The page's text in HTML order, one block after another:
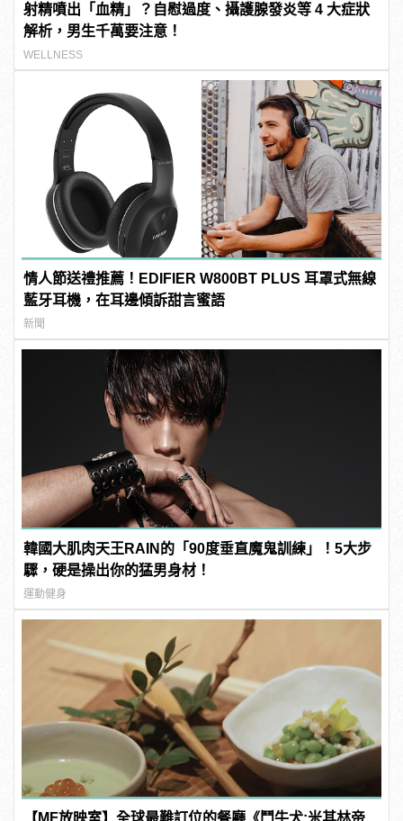
射精噴出「血精」？自慰過度、攝護腺發炎等 4 大症狀
解析，男生千萬要注意！
WELLNESS
情人節送禮推薦！EDIFIER W800BT PLUS 耳罩式無線
藍牙耳機，在耳邊傾訴甜言蜜語
新聞
韓國大肌肉天王RAIN的「90度垂直魔鬼訓練」！5大步
驟，硬是操出你的猛男身材！
運動健身